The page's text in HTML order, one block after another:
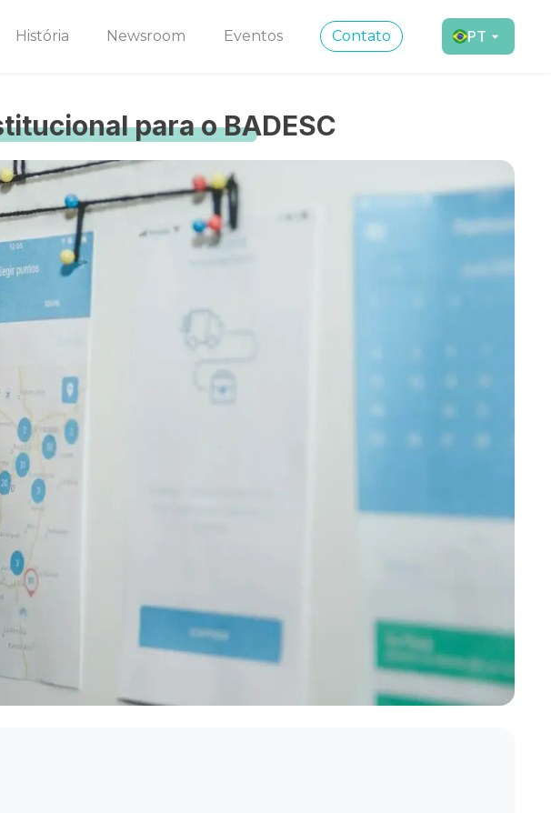
História Newsroom Eventos Contato PT
para o BADESC